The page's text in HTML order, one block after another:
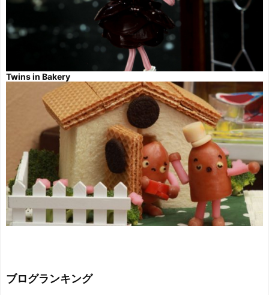
Twins in Bakery
ブログランキング